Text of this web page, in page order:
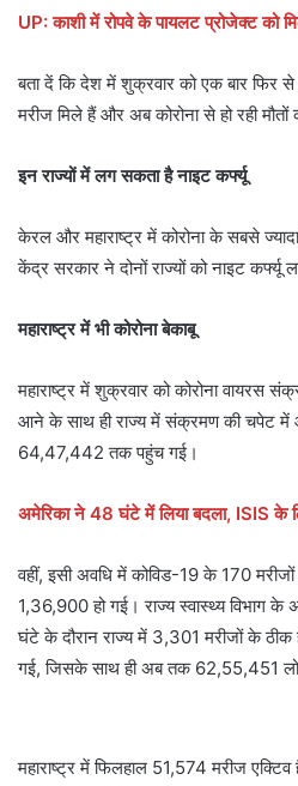
UP: काशी में रोपवे के पायलट प्रोजेक्ट को
बता दें कि देश में शुक्रवार को एक बार फिर
मरीज मिले हैं और अब कोरोना से हो रही मौतों
इन राज्यों में लग सकता है नाइट कर्फ्यू
केरल और महाराष्ट्र में कोरोना के सबसे
केंद्र सरकार ने दोनों राज्यों को नाइट कर्फ्यू
महाराष्ट्र में भी कोरोना बेकाबू
महाराष्ट्र में शुक्रवार को कोरोना
आने के साथ ही राज्य में संक्रमण की चपेट में
64,47,442 तक पहुंच गई।
अमेरिका ने 48 घंटे में लिया बदला, ISIS के
वहीं, इसी अवधि में कोविड-19 के 170
1,36,900 हो गई। राज्य स्वास्थ्य विभाग के
घंटे के दौरान राज्य में 3,301 मरीजों के ठीक
गई, जिसके साथ ही अब तक 62,55,451
महाराष्ट्र में फिलहाल 51,574 मरीज